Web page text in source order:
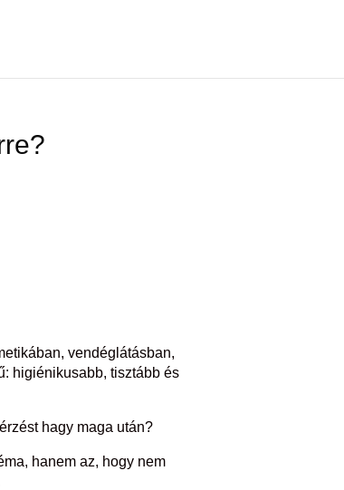
vendéglátásban,
higiénikusabb, tisztább és
hagy maga után?
hanem az, hogy nem